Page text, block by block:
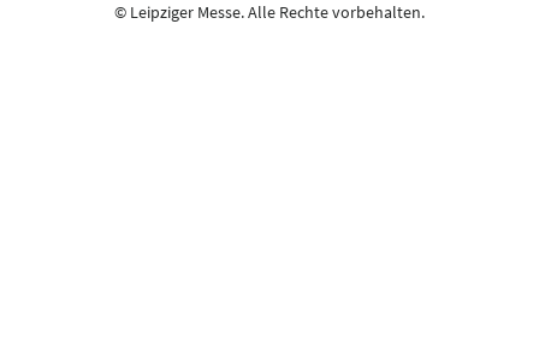
© Leipziger Messe. Alle Rechte vorbehalten.